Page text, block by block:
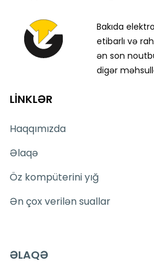
Bakıda
etibarlı və
ən son
digər
LİNKLƏR
Haqqımızda
Əlaqə
Öz kompüterini yığ
Ən çox verilən suallar
ƏLAQƏ